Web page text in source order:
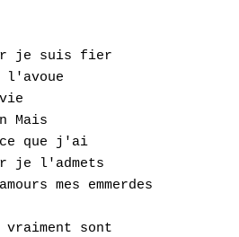
je suis fier
l'avoue
Mais
ce que j'ai
je l'admets
mes emmerdes
vraiment sont
M
O
P
Q